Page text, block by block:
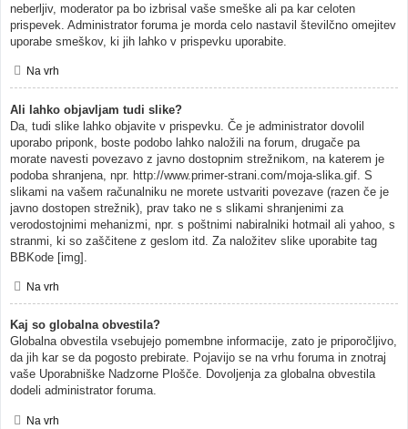
neberljiv, moderator pa bo izbrisal vaše smeške ali pa kar celoten
prispevek. Administrator foruma je morda celo nastavil številčno omejitev
uporabe smeškov, ki jih lahko v prispevku uporabite.
Na vrh
Ali lahko objavljam tudi slike?
Da, tudi slike lahko objavite v prispevku. Če je administrator dovolil
uporabo priponk, boste podobo lahko naložili na forum, drugače pa
morate navesti povezavo z javno dostopnim strežnikom, na katerem je
podoba shranjena, npr. http://www.primer-strani.com/moja-slika.gif. S
slikami na vašem računalniku ne morete ustvariti povezave (razen če je
javno dostopen strežnik), prav tako ne s slikami shranjenimi za
verodostojnimi mehanizmi, npr. s poštnimi nabiralniki hotmail ali yahoo, s
stranmi, ki so zaščitene z geslom itd. Za naložitev slike uporabite tag
BBKode [img].
Na vrh
Kaj so globalna obvestila?
Globalna obvestila vsebujejo pomembne informacije, zato je priporočljivo,
da jih kar se da pogosto prebirate. Pojavijo se na vrhu foruma in znotraj
vaše Uporabniške Nadzorne Plošče. Dovoljenja za globalna obvestila
dodeli administrator foruma.
Na vrh